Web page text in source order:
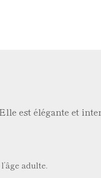
est élégante et
adulte.